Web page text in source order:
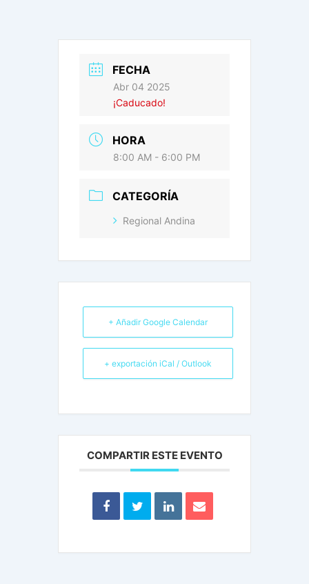
FECHA
Abr 04 2025
¡Caducado!
HORA
8:00 AM - 6:00 PM
CATEGORÍA
Regional Andina
+ Añadir Google Calendar
+ exportación iCal / Outlook
COMPARTIR ESTE EVENTO